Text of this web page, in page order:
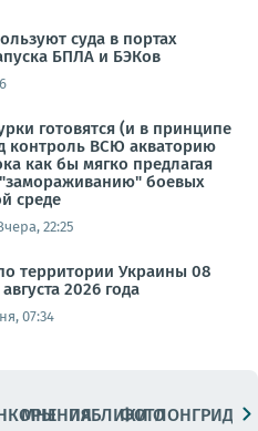
суда в портах
БПЛА и БЭКов
готовятся (и в принципе
контроль ВСЮ акваторию
как бы мягко предлагая
боевых
среде
22:25
территории Украины 08
2026 года
07:34
МНЕНИЯПАБЛИКИ
ФОТОЛОНГРИДЫ